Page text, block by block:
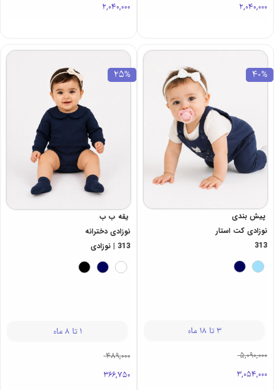
2,040,000
2,040,000
40%
پیش بندی
نوزادی کت استار
313
3 تا 18 ماه
5,090,000
3,054,000
25%
یقه ب ب
نوزادی دخترانه
313 | نوزادی
1 تا 8 ماه
489,000
366,750